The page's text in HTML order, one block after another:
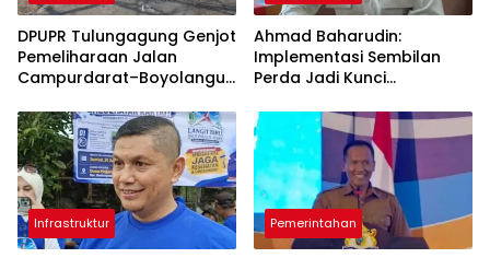
DPUPR Tulungagung Genjot
Pemeliharaan Jalan
Campurdarat–Boyolangu,
Diperbaiki
Ahmad Baharudin:
Implementasi Sembilan
Perda Jadi Kunci
Pembangunan
Tulungagung
Infrastruktur Pemerintahan